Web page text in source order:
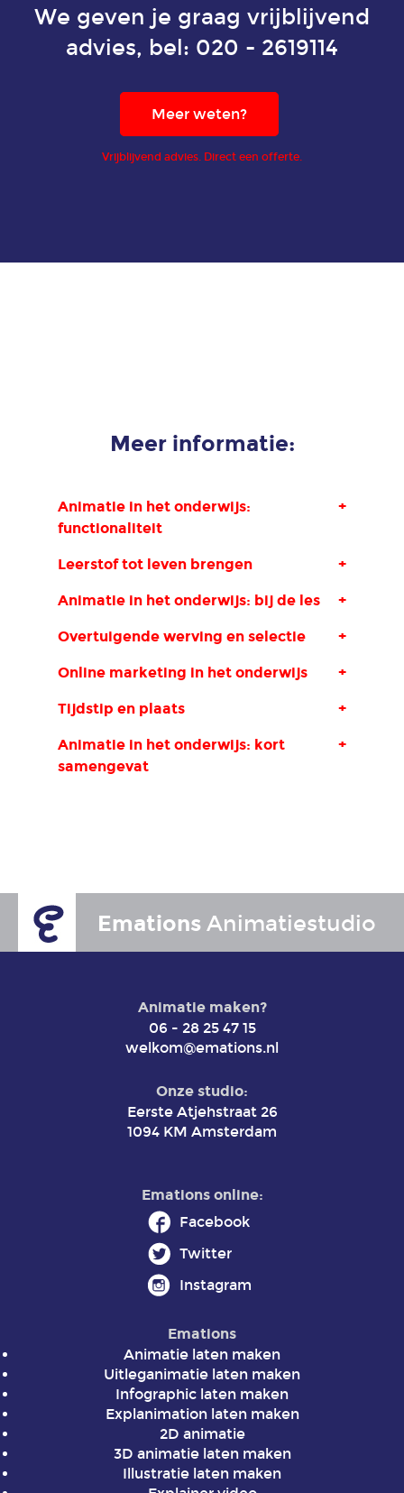
We geven je graag vrijblijvend
advies, bel: 020 - 2619114
Meer weten?
Vrijblijvend advies. Direct een offerte.
Meer informatie:
+
Animatie in het onderwijs:
functionaliteit
+
Leerstof tot leven brengen
+
Animatie in het onderwijs: bij de les
+
Overtuigende werving en selectie
+
Online marketing in het onderwijs
+
Tijdstip en plaats
+
Animatie in het onderwijs: kort
samengevat
Emations Animatiestudio
Animatie maken?
06 - 28 25 47 15
welkom@emations.nl
Onze studio:
Eerste Atjehstraat 26
1094 KM Amsterdam
Emations online:
Facebook
Twitter
Instagram
Emations
Animatie laten maken
Uitleganimatie laten maken
Infographic laten maken
Explanimation laten maken
2D animatie
3D animatie laten maken
Illustratie laten maken